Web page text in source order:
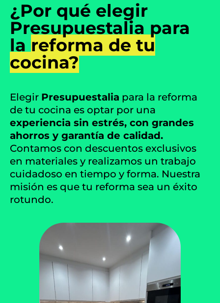
¿Por qué elegir
Presupuestalia para
la reforma de tu
cocina?
Elegir Presupuestalia para la reforma
de tu cocina es optar por una
experiencia sin estrés, con grandes
ahorros y garantía de calidad.
Contamos con descuentos exclusivos
en materiales y realizamos un trabajo
cuidadoso en tiempo y forma. Nuestra
misión es que tu reforma sea un éxito
rotundo.